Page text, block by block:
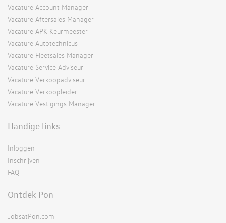
Vacature Account Manager
Vacature Aftersales Manager
Vacature APK Keurmeester
Vacature Autotechnicus
Vacature Fleetsales Manager
Vacature Service Adviseur
Vacature Verkoopadviseur
Vacature Verkoopleider
Vacature Vestigings Manager
Handige links
Inloggen
Inschrijven
FAQ
Ontdek Pon
JobsatPon.com